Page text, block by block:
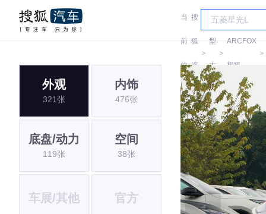
当
前
位
置:
搜
狐
汽
车
＞
车
型
大
全
＞
ARCFOX
极狐
外观
321张
内饰
476张
底盘/动力
119张
空间
38张
车展/其他 官方